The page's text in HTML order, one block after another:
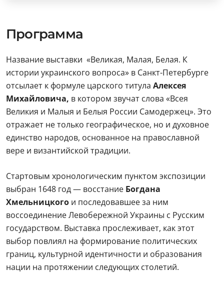
Программа
Название выставки «Великая, Малая, Белая. К
истории украинского вопроса» в Санкт-Петербурге
отсылает к формуле царского титула Алексея
Михайловича, в котором звучат слова «Всея
Великия и Малыя и Белыя России Самодержец». Это
отражает не только географическое, но и духовное
единство народов, основанное на православной
вере и византийской традиции.
Стартовым хронологическим пунктом экспозиции
выбран 1648 год — восстание Богдана
Хмельницкого и последовавшее за ним
воссоединение Левобережной Украины с Русским
государством. Выставка прослеживает, как этот
выбор повлиял на формирование политических
границ, культурной идентичности и образования
нации на протяжении следующих столетий.